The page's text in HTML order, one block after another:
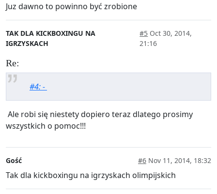
Juz dawno to powinno być zrobione
TAK DLA KICKBOXINGU NA
IGRZYSKACH
#5 Oct 30, 2014,
21:16
Re:
#4: -
Ale robi się niestety dopiero teraz dlatego prosimy
wszystkich o pomoc!!!
Gość #6 Nov 11, 2014, 18:32
Tak dla kickboxingu na igrzyskach olimpijskich